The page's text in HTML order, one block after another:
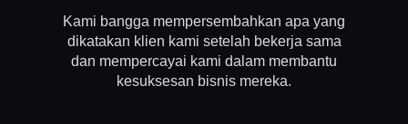
Kami bangga mempersembahkan apa yang
dikatakan klien kami setelah bekerja sama
dan mempercayai kami dalam membantu
kesuksesan bisnis mereka.